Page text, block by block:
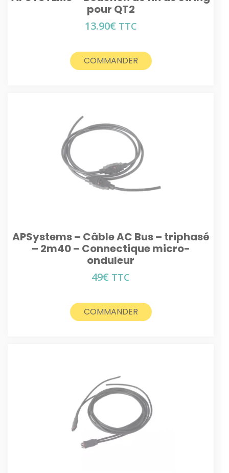
pour QT2
13.90€ TTC
COMMANDER
APSystems – Câble AC Bus – triphasé
– 2m40 – Connectique micro-
onduleur
49€ TTC
COMMANDER